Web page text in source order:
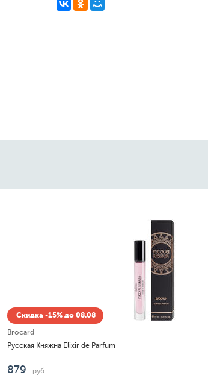
Скидка -15% до 08.08
Brocard
Русская Княжна Elixir de Parfum
879 руб.